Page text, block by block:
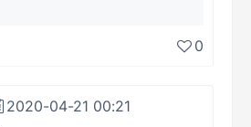
0
2020-04-21 00:21